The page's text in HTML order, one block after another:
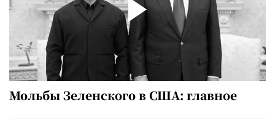
Мольбы Зеленского в США: главное